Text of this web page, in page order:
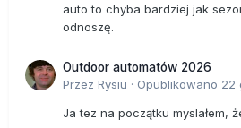
auto to chyba bardziej jak
odnoszę.
Outdoor automatów 2026
Przez Rysiu · Opublikowano 22
Ja tez na początku myslałem,